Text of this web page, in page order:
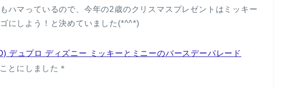
ハマっているので、今年の2歳のクリスマスプレゼントはミッキー
にしよう！と決めていました(*^^*)
デュプロ ディズニー ミッキーとミニーのバースデーパレード
とにしました＊